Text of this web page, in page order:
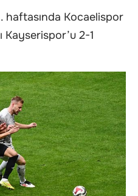
haftasında Kocaelispor
Kayserispor’u 2-1